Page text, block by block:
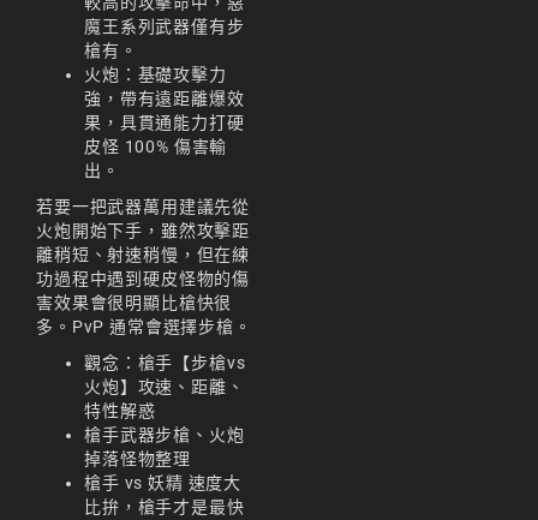
魔王系列武器僅有步
槍有。
火炮：基礎攻擊力
強，帶有遠距離爆效
果，具貫通能力打硬
皮怪 100% 傷害輸
出。
若要一把武器萬用建議先從
火炮開始下手，雖然攻擊距
離稍短、射速稍慢，但在練
功過程中遇到硬皮怪物的傷
害效果會很明顯比槍快很
多。PvP 通常會選擇步槍。
觀念：槍手【步槍vs
火炮】攻速、距離、
特性解惑
槍手武器步槍、火炮
掉落怪物整理
槍手 vs 妖精 速度大
比拚，槍手才是最快